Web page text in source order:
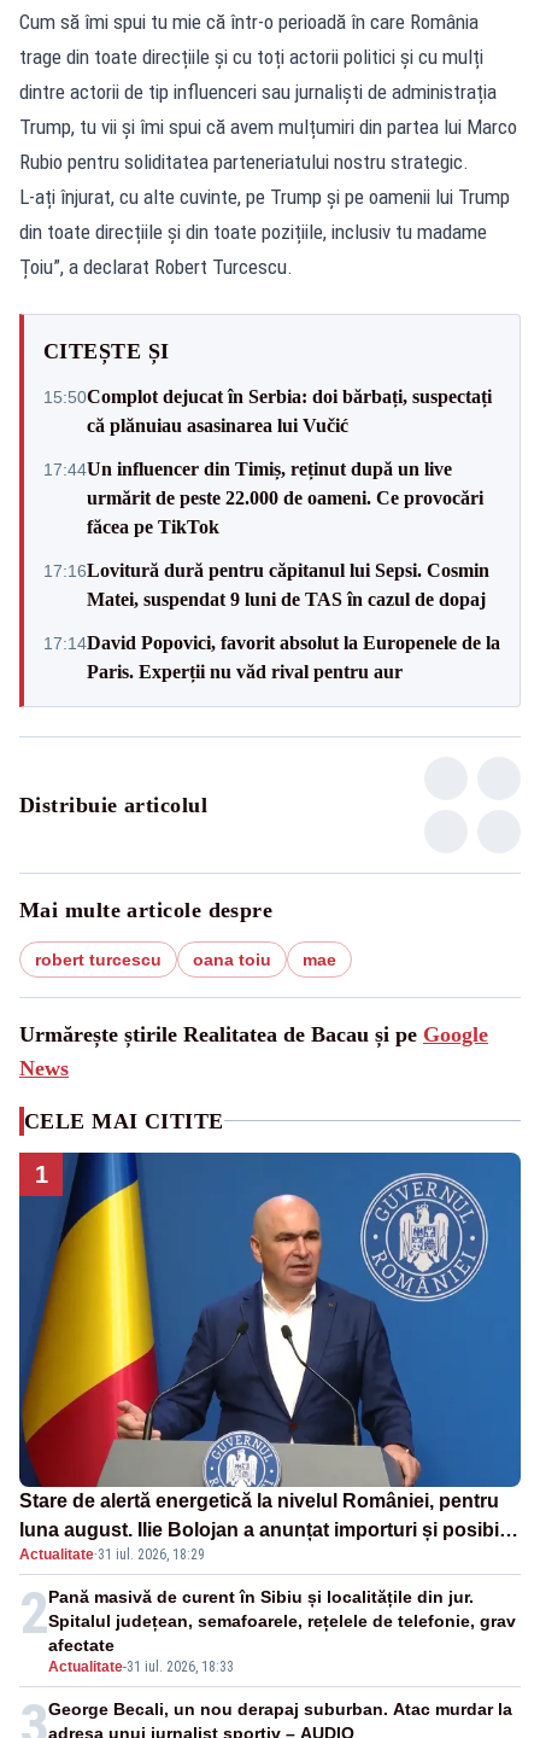
Cum să îmi spui tu mie că într-o perioadă în care România
trage din toate direcțiile și cu toți actorii politici și cu mulți
dintre actorii de tip influenceri sau jurnaliști de administrația
Trump, tu vii și îmi spui că avem mulțumiri din partea lui Marco
Rubio pentru soliditatea parteneriatului nostru strategic.
L-ați înjurat, cu alte cuvinte, pe Trump și pe oamenii lui Trump
din toate direcțiile și din toate pozițiile, inclusiv tu madame
Țoiu”, a declarat Robert Turcescu.
CITEȘTE ȘI
15:50Complot dejucat în Serbia: doi bărbați, suspectați
că plănuiau asasinarea lui Vučić
17:44Un influencer din Timiș, reținut după un live
urmărit de peste 22.000 de oameni. Ce provocări
făcea pe TikTok
17:16Lovitură dură pentru căpitanul lui Sepsi. Cosmin
Matei, suspendat 9 luni de TAS în cazul de dopaj
17:14David Popovici, favorit absolut la Europenele de la
Paris. Experții nu văd rival pentru aur
Distribuie articolul
Mai multe articole despre
robert turcescu oana toiu mae
Urmărește știrile Realitatea de Bacau și pe Google
News
CELE MAI CITITE
1
Stare de alertă energetică la nivelul României, pentru
luna august. Ilie Bolojan a anunțat importuri și posibile
restricții – VIDEO
Actualitate·31 iul. 2026, 18:29
2
Actualitate-31 iul. 2026, 18:33
Pană masivă de curent în Sibiu și localitățile din jur.
Spitalul județean, semafoarele, rețelele de telefonie, grav
afectate
George Becali, un nou derapaj suburban. Atac murdar la
adresa unui jurnalist sportiv – AUDIO